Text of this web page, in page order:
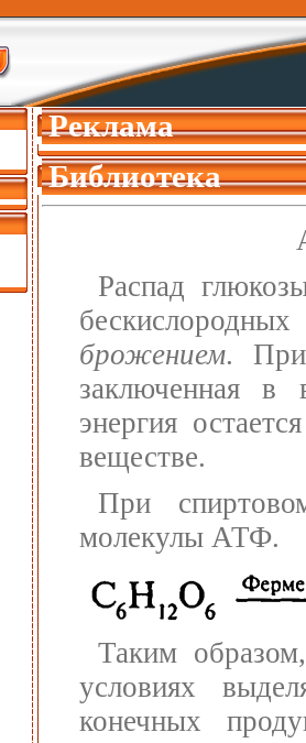
Реклама
Библиотека
Распад
брожением. При
заключенная в
энергия
веществе.
При
молекулы АТФ.
Таким
условиях
конечных